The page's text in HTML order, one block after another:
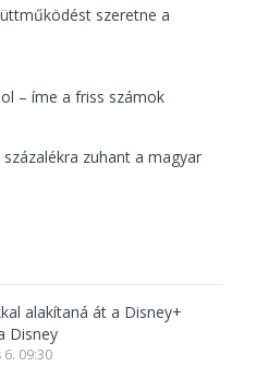
szeretne a
– íme a friss számok
zuhant a magyar
alakítaná át a Disney+
Disney
6. 09:30